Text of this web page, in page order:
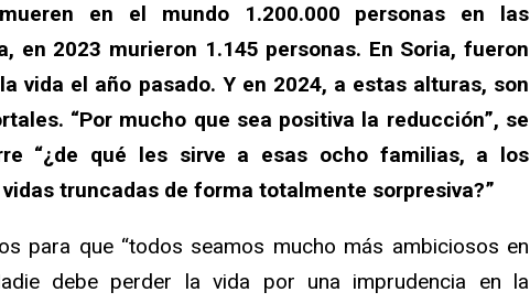
en el mundo 1.200.000 personas en las
en 2023 murieron 1.145 personas. En Soria, fueron
vida el año pasado. Y en 2024, a estas alturas, son
“Por mucho que sea positiva la reducción”, se
“¿de qué les sirve a esas ocho familias, a los
truncadas de forma totalmente sorpresiva?”
para que “todos seamos mucho más ambiciosos en
debe perder la vida por una imprudencia en la